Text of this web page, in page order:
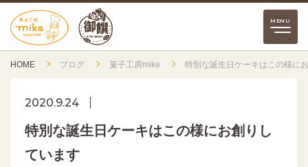
HOME ブログ 菓子工房mike 特別な誕生日ケーキはこの様に
2020.9.24
特別な誕生日ケーキはこの様にお創りし
ています